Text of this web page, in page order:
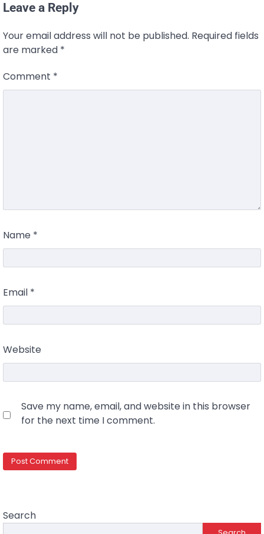
Leave a Reply
Your email address will not be published. Required fields
are marked *
Comment *
Name *
Email *
Website
Save my name, email, and website in this browser
for the next time I comment.
Search